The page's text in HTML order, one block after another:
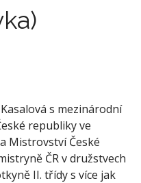
s mezinárodní
republiky ve
Mistrovství České
ČR v družstvech
II. třídy s více jak